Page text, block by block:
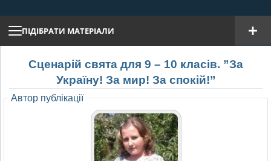
ПІДІБРАТИ МАТЕРІАЛИ
Сценарій свята для 9 – 10 класів. ”За
Україну! За мир! За спокій!”
Автор публікації